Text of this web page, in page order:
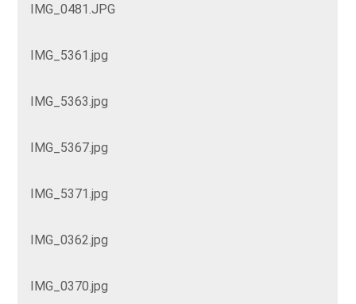
IMG_0481.JPG
IMG_5361.jpg
IMG_5363.jpg
IMG_5367.jpg
IMG_5371.jpg
IMG_0362.jpg
IMG_0370.jpg